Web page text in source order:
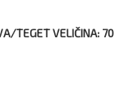
TEGET VELIČINA: 70